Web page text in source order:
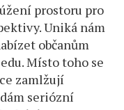
prostoru pro
Uniká nám
občanům
Místo toho se
zamlžují
seriózní